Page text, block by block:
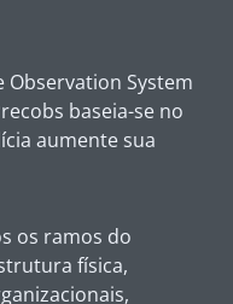
Observation System
baseia-se no
aumente sua
os ramos do
física,